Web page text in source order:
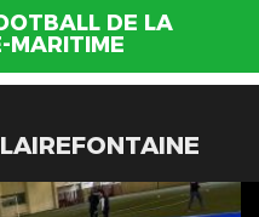
DE LA
MARITIME